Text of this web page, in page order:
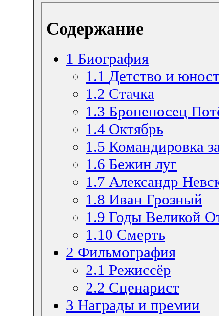
Содержание
1 Биография
1.1 Детство и
1.2 Стачка
1.3 Броненосец
1.4 Октябрь
1.5 Командировка
1.6 Бежин луг
1.7 Александр
1.8 Иван Грозный
1.9 Годы Великой
1.10 Смерть
2 Фильмография
2.1 Режиссёр
2.2 Сценарист
3 Награды и премии